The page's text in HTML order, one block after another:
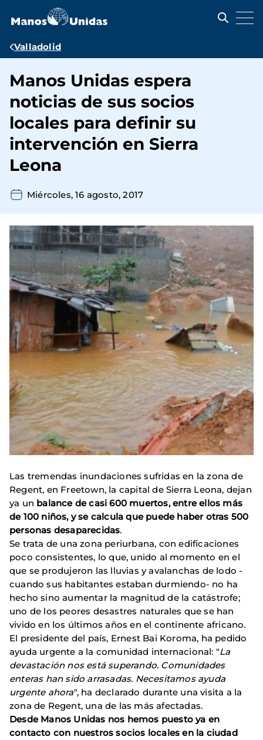
contenido
Ruta
navegación
Valladolid
Manos Unidas espera
noticias de sus socios
locales para definir su
intervención en Sierra
Leona
Miércoles, 16 agosto, 2017
Las tremendas inundaciones sufridas en la zona de
Regent, en Freetown, la capital de Sierra Leona, dejan
ya un balance de casi 600 muertos, entre ellos más
de 100 niños, y se calcula que puede haber otras 500
personas desaparecidas.
Se trata de una zona periurbana, con edificaciones
poco consistentes, lo que, unido al momento en el
que se produjeron las lluvias y avalanchas de lodo -
cuando sus habitantes estaban durmiendo- no ha
hecho sino aumentar la magnitud de la catástrofe;
uno de los peores desastres naturales que se han
vivido en los últimos años en el continente africano.
El presidente del país, Ernest Bai Koroma, ha pedido
ayuda urgente a la comunidad internacional: "La
devastación nos está superando. Comunidades
enteras han sido arrasadas. Necesitamos ayuda
urgente ahora", ha declarado durante una visita a la
zona de Regent, una de las más afectadas.
Desde Manos Unidas nos hemos puesto ya en
contacto con nuestros socios locales en la ciudad